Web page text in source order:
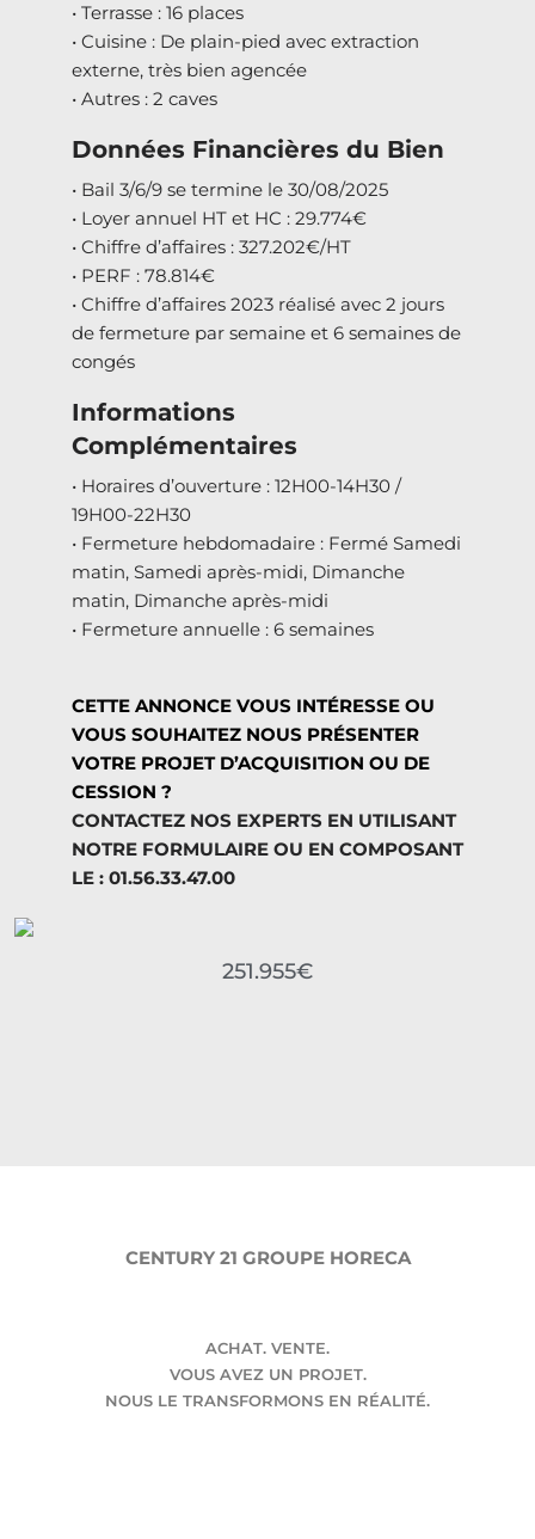
• Terrasse : 16 places
• Cuisine : De plain-pied avec extraction
externe, très bien agencée
• Autres : 2 caves
Données Financières du Bien
• Bail 3/6/9 se termine le 30/08/2025
• Loyer annuel HT et HC : 29.774€
• Chiffre d’affaires : 327.202€/HT
• PERF : 78.814€
• Chiffre d’affaires 2023 réalisé avec 2 jours
de fermeture par semaine et 6 semaines de
congés
Informations
Complémentaires
• Horaires d’ouverture : 12H00-14H30 /
19H00-22H30
• Fermeture hebdomadaire : Fermé Samedi
matin, Samedi après-midi, Dimanche
matin, Dimanche après-midi
• Fermeture annuelle : 6 semaines
CETTE ANNONCE VOUS INTÉRESSE OU
VOUS SOUHAITEZ NOUS PRÉSENTER
VOTRE PROJET D’ACQUISITION OU DE
CESSION ?
CONTACTEZ NOS EXPERTS EN UTILISANT
NOTRE FORMULAIRE OU EN COMPOSANT
LE : 01.56.33.47.00
251.955€
CENTURY 21 GROUPE HORECA
ACHAT. VENTE.
VOUS AVEZ UN PROJET.
NOUS LE TRANSFORMONS EN RÉALITÉ.